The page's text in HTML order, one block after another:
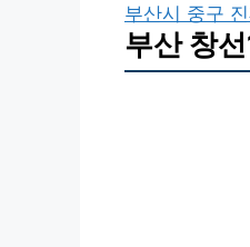
부산시 중구
부산 창